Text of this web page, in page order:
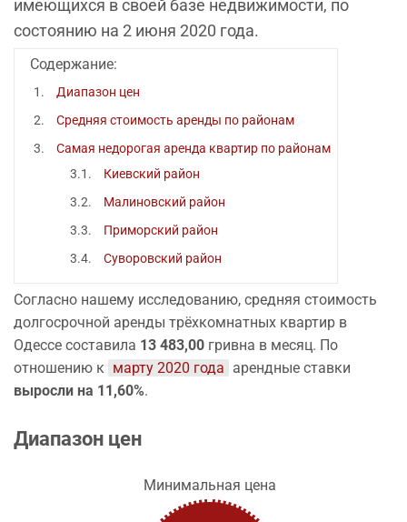
имеющихся в своей базе недвижимости, по
состоянию на 2 июня 2020 года.
Содержание:
Диапазон цен
Средняя стоимость аренды по районам
Самая недорогая аренда квартир по районам
Киевский район
Малиновский район
Приморский район
Суворовский район
Согласно нашему исследованию, средняя стоимость
долгосрочной аренды трёхкомнатных квартир в
Одессе составила 13 483,00 гривна в месяц. По
отношению к марту 2020 года арендные ставки
выросли на 11,60%.
Диапазон цен
Минимальная цена